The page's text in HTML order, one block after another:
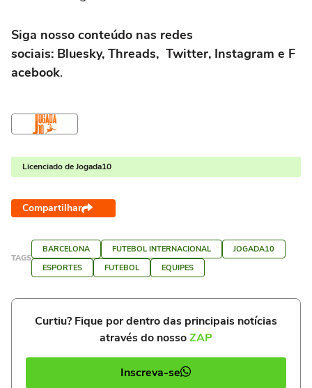
Siga nosso conteúdo nas redes
sociais: Bluesky, Threads, Twitter, Instagram e F
acebook.
Licenciado de Jogada10
Compartilhar
TAGS
BARCELONA FUTEBOL INTERNACIONAL
JOGADA10
ESPORTES
FUTEBOL EQUIPES
Curtiu? Fique por dentro das principais notícias
através do nossoZAP
Inscreva-se